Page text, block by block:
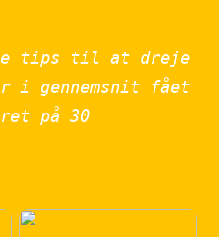
tips til at dreje
i gennemsnit fået
på 30